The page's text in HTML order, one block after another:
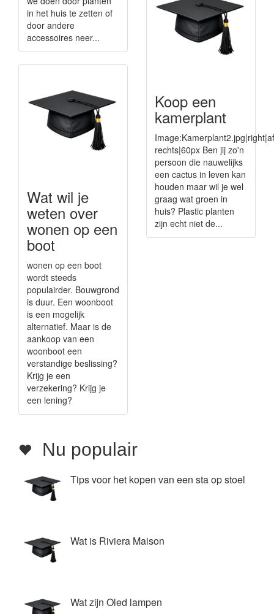
in het huis te zetten of
door andere
accessoires neer...
Wat wil je
weten over
wonen op een
boot
wonen op een boot
wordt steeds
populairder. Bouwgrond
is duur. Een woonboot
is een mogelijk
alternatief. Maar is de
aankoop van een
woonboot een
verstandige beslissing?
Krijg je een
verzekering? Krijg je
een lening?
Koop een
kamerplant
rechts|60px Ben jij zo'n
persoon die nauwelijks
een cactus in leven kan
houden maar wil je wel
graag wat groen in
huis? Plastic planten
zijn echt niet de...
Nu populair
Tips voor het kopen van een sta op stoel
Wat is Riviera Maison
Wat zijn Oled lampen